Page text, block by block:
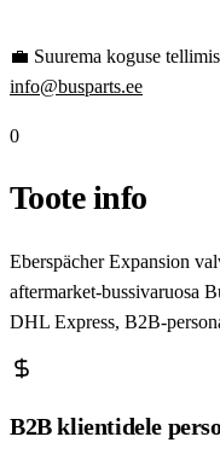
💼 Suurema koguse
info@busparts.ee
0
Toote info
Eberspächer Expansion
aftermarket-bussivaruosa
DHL Express, B2B-
B2B klientidele